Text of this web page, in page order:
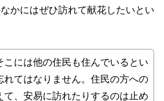
かにはぜひ訪れて献花したいとい
こには他の住民も住んでいるとい
れてはなりません。住民の方への
て、安易に訪れたりするのは止め